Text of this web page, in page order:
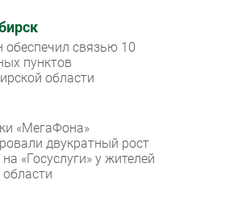
обеспечил связью 10
пунктов
области
«МегаФона»
двукратный рост
«Госуслуги» у жителей